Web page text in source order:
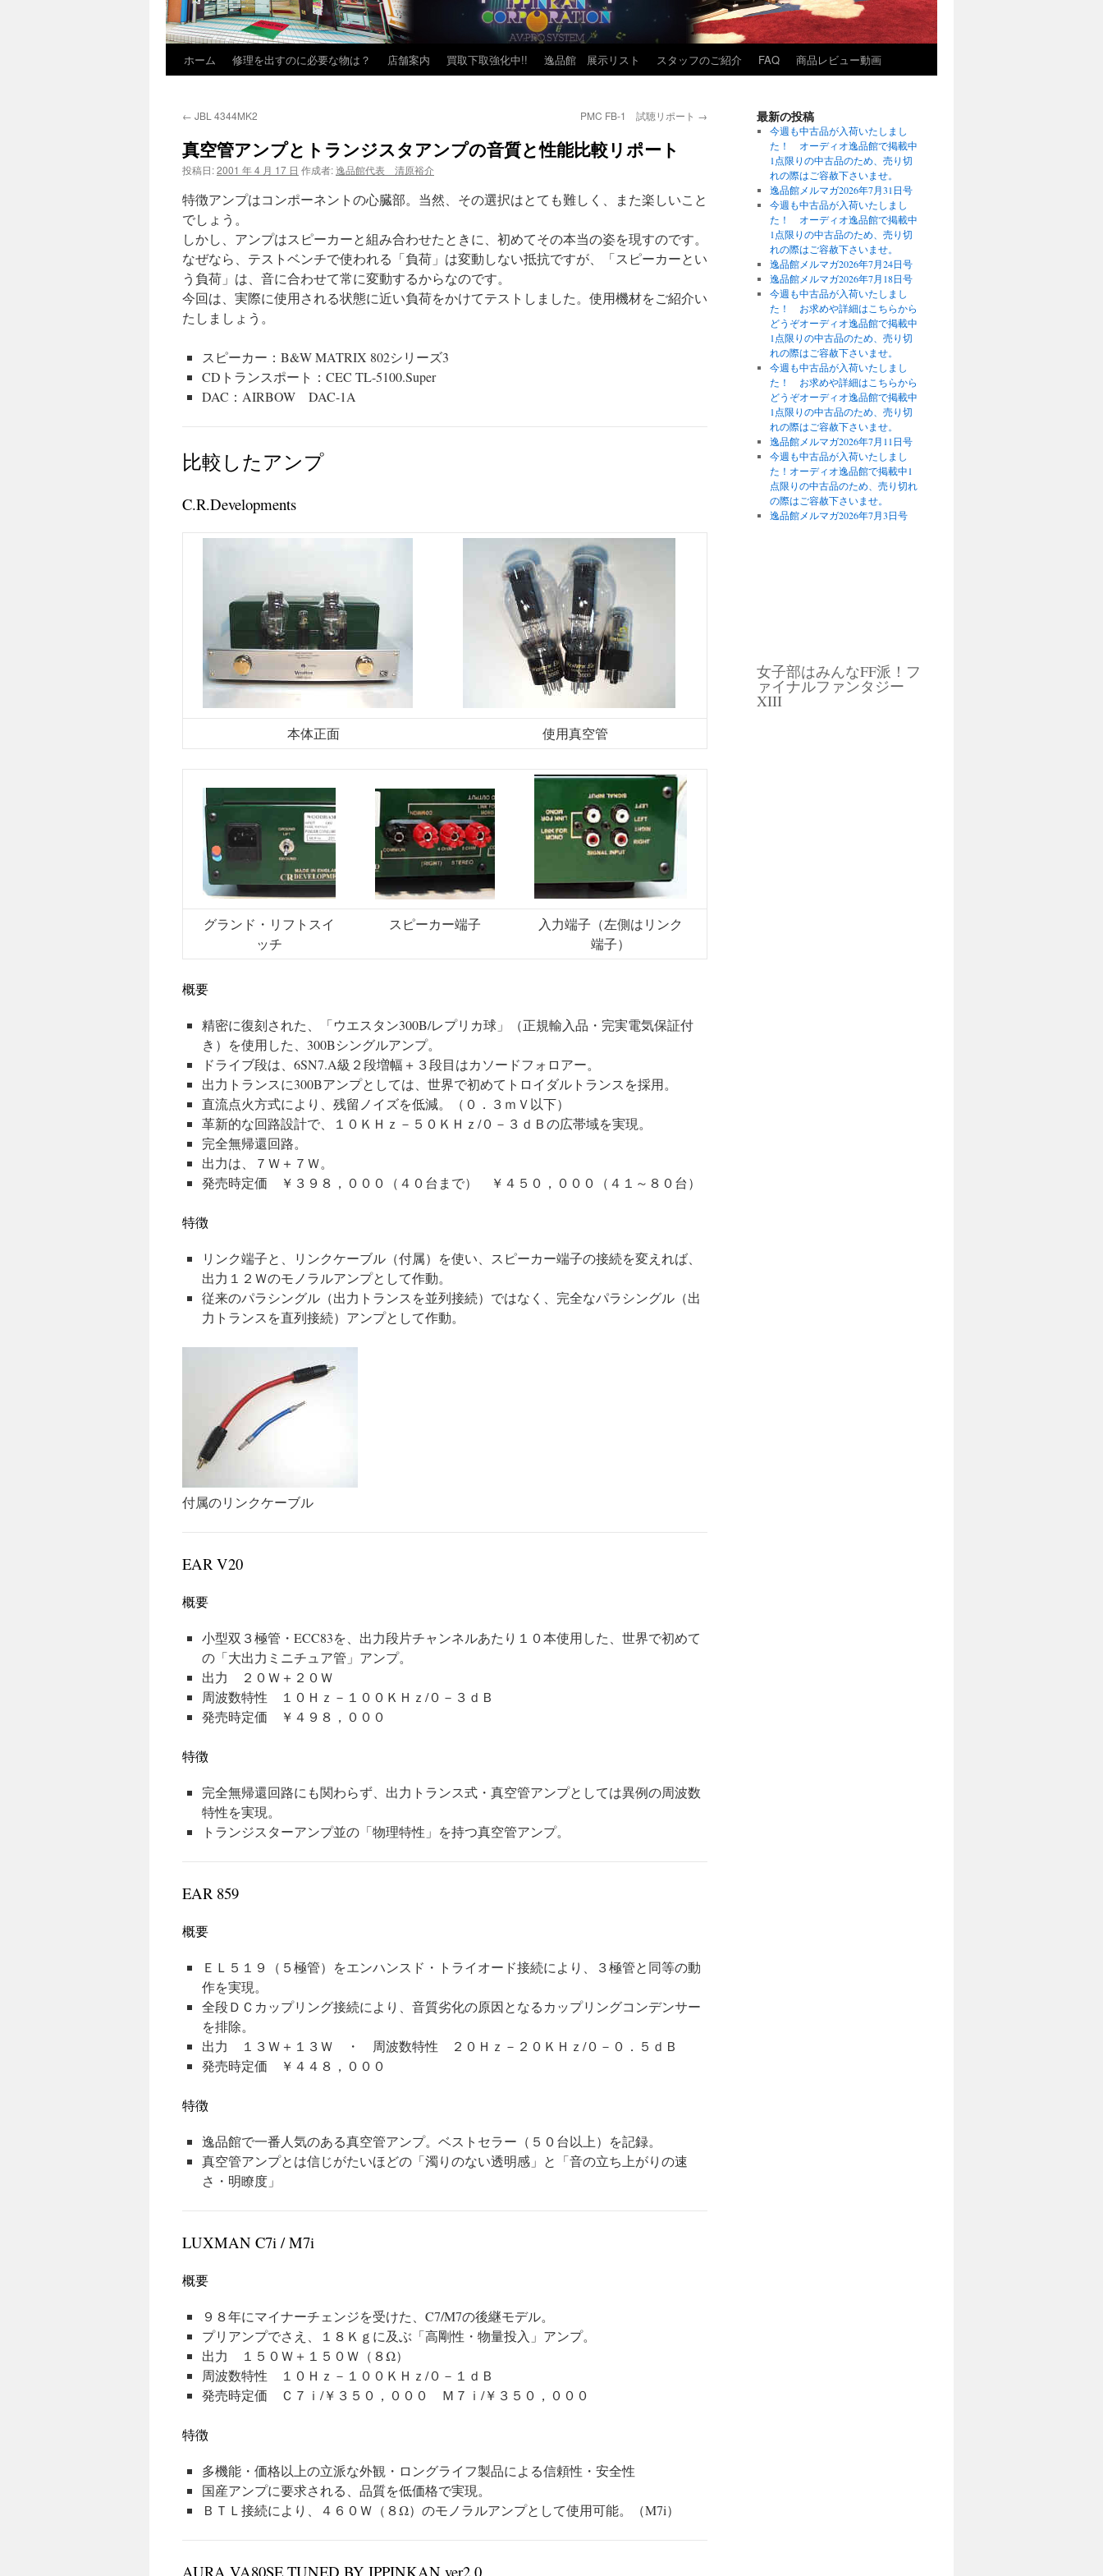
ホーム 修理を出すのに必要な物は？ 店舗案内 買取下取強化中!! 逸品館 展示リスト スタッフのご紹介 FAQ 商品レビュー動画
← JBL 4344MK2 PMC FB-1 試聴リポート →
真空管アンプとトランジスタアンプの音質と性能比較リポート
投稿日:2001 年 4 月 17 日 作成者:逸品館代表 清原裕介
特徴アンプはコンポーネントの心臓部。当然、その選択はとても難しく、また楽しいこと
でしょう。
しかし、アンプはスピーカーと組み合わせたときに、初めてその本当の姿を現すのです。
なぜなら、テストベンチで使われる「負荷」は変動しない抵抗ですが、「スピーカーとい
う負荷」は、音に合わせて常に変動するからなのです。
今回は、実際に使用される状態に近い負荷をかけてテストしました。使用機材をご紹介い
たしましょう。
スピーカー：B&W MATRIX 802シリーズ3
CDトランスポート：CEC TL-5100.Super
DAC：AIRBOW DAC-1A
比較したアンプ
C.R.Developments
本体正面 使用真空管
グランド・リフトスイ
ッチ
スピーカー端子
入力端子（左側はリンク
端子）
概要
精密に復刻された、「ウエスタン300B/レプリカ球」（正規輸入品・完実電気保証付
き）を使用した、300Bシングルアンプ。
ドライブ段は、6SN7.A級２段増幅＋３段目はカソードフォロアー。
出力トランスに300Bアンプとしては、世界で初めてトロイダルトランスを採用。
直流点火方式により、残留ノイズを低減。（０．３ｍＶ以下）
革新的な回路設計で、１０ＫＨｚ－５０ＫＨｚ/０－３ｄＢの広帯域を実現。
完全無帰還回路。
出力は、７Ｗ＋７Ｗ。
発売時定価 ￥３９８，０００（４０台まで） ￥４５０，０００（４１～８０台）
特徴
リンク端子と、リンクケーブル（付属）を使い、スピーカー端子の接続を変えれば、
出力１２Ｗのモノラルアンプとして作動。
従来のパラシングル（出力トランスを並列接続）ではなく、完全なパラシングル（出
力トランスを直列接続）アンプとして作動。
付属のリンクケーブル
EAR V20
概要
小型双３極管・ECC83を、出力段片チャンネルあたり１０本使用した、世界で初めて
の「大出力ミニチュア管」アンプ。
出力 ２０Ｗ＋２０Ｗ
周波数特性 １０Ｈｚ－１００ＫＨｚ/０－３ｄＢ
発売時定価 ￥４９８，０００
特徴
完全無帰還回路にも関わらず、出力トランス式・真空管アンプとしては異例の周波数
特性を実現。
トランジスターアンプ並の「物理特性」を持つ真空管アンプ。
EAR 859
概要
ＥＬ５１９（５極管）をエンハンスド・トライオード接続により、３極管と同等の動
作を実現。
全段ＤＣカップリング接続により、音質劣化の原因となるカップリングコンデンサー
を排除。
出力 １３Ｗ＋１３Ｗ ・ 周波数特性 ２０Ｈｚ－２０ＫＨｚ/０－０．５ｄＢ
発売時定価 ￥４４８，０００
特徴
逸品館で一番人気のある真空管アンプ。ベストセラー（５０台以上）を記録。
真空管アンプとは信じがたいほどの「濁りのない透明感」と「音の立ち上がりの速
さ・明瞭度」
LUXMAN C7i / M7i
概要
９８年にマイナーチェンジを受けた、C7/M7の後継モデル。
プリアンプでさえ、１８Ｋｇに及ぶ「高剛性・物量投入」アンプ。
出力 １５０Ｗ＋１５０Ｗ（８Ω）
周波数特性 １０Ｈｚ－１００ＫＨｚ/０－１ｄＢ
発売時定価 Ｃ７ｉ/￥３５０，０００ Ｍ７ｉ/￥３５０，０００
特徴
多機能・価格以上の立派な外観・ロングライフ製品による信頼性・安全性
国産アンプに要求される、品質を低価格で実現。
ＢＴＬ接続により、４６０Ｗ（８Ω）のモノラルアンプとして使用可能。（M7i）
AURA VA80SE TUNED BY IPPINKAN ver2.0
最新の投稿
今週も中古品が入荷いたしまし
た！ オーディオ逸品館で掲載中
1点限りの中古品のため、売り切
れの際はご容赦下さいませ。
逸品館メルマガ2026年7月31日号
今週も中古品が入荷いたしまし
た！ オーディオ逸品館で掲載中
1点限りの中古品のため、売り切
れの際はご容赦下さいませ。
逸品館メルマガ2026年7月24日号
逸品館メルマガ2026年7月18日号
今週も中古品が入荷いたしまし
た！ お求めや詳細はこちらから
どうぞオーディオ逸品館で掲載中
1点限りの中古品のため、売り切
れの際はご容赦下さいませ。
今週も中古品が入荷いたしまし
た！ お求めや詳細はこちらから
どうぞオーディオ逸品館で掲載中
1点限りの中古品のため、売り切
れの際はご容赦下さいませ。
逸品館メルマガ2026年7月11日号
今週も中古品が入荷いたしまし
た！オーディオ逸品館で掲載中1
点限りの中古品のため、売り切れ
の際はご容赦下さいませ。
逸品館メルマガ2026年7月3日号
女子部はみんなFF派！フ
ァイナルファンタジー
XIII